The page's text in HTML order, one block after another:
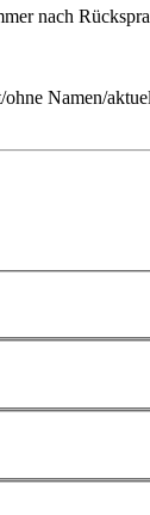
nach
Namen/